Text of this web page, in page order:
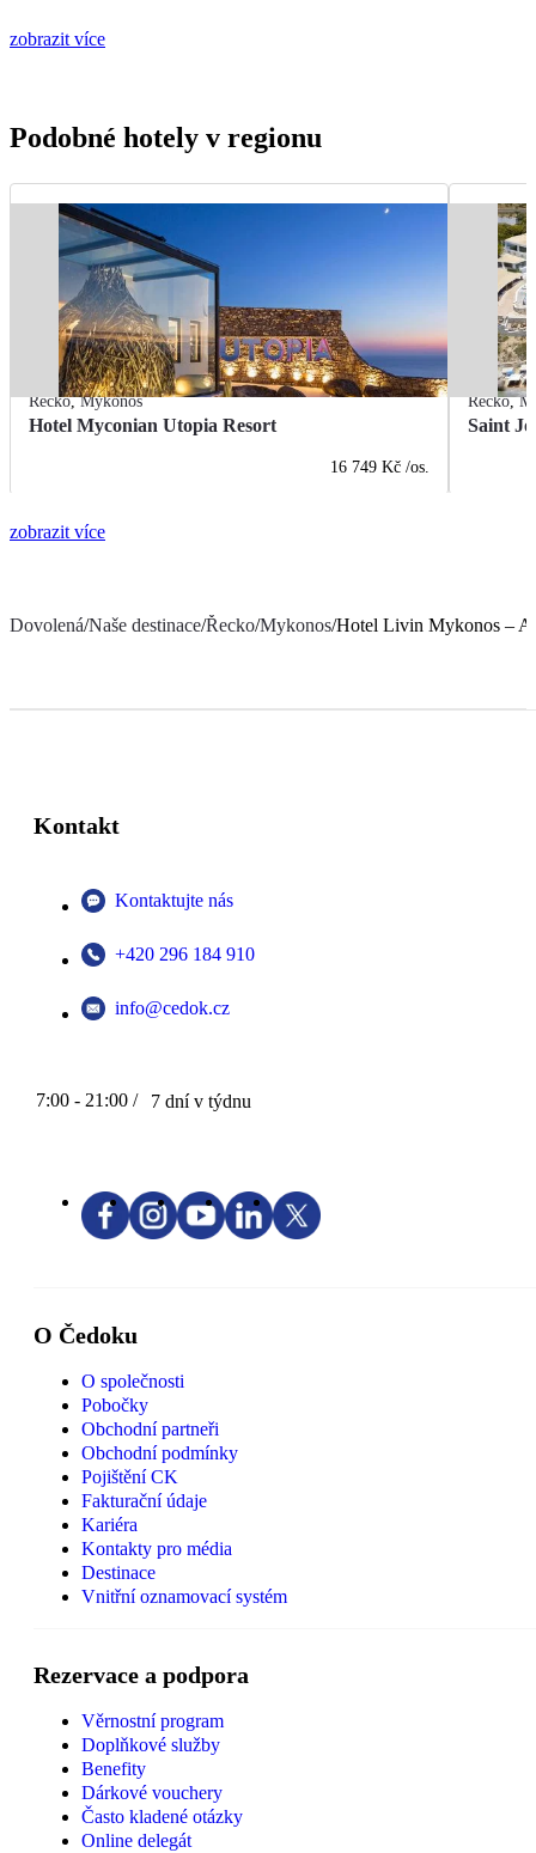
zobrazit více
Podobné hotely v regionu
Řecko,Mykonos
Hotel Myconian Utopia Resort
16 749 Kč /os.
Řecko,
Saint
zobrazit více
Dovolená/Naše destinace/Řecko/Mykonos/Hotel Livin Mykonos –
Kontakt
Kontaktujte nás
+420 296 184 910
info@cedok.cz
7:00 - 21:00 / 7 dní v týdnu
O Čedoku
O společnosti
Pobočky
Obchodní partneři
Obchodní podmínky
Pojištění CK
Fakturační údaje
Kariéra
Kontakty pro média
Destinace
Vnitřní oznamovací systém
Rezervace a podpora
Věrnostní program
Doplňkové služby
Benefity
Dárkové vouchery
Často kladené otázky
Online delegát